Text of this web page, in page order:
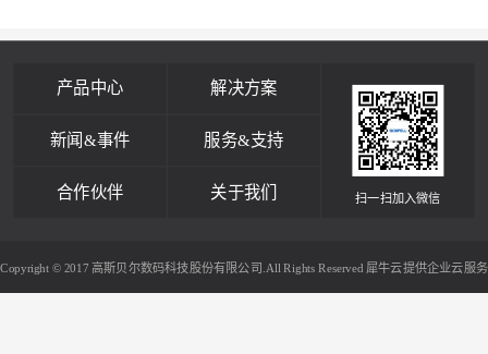
产品中心 解决方案
新闻&事件 服务&支持
合作伙伴 关于我们 扫一扫加入微信
Copyright © 2017 高斯贝尔数码科技股份有限公司.All Rights Reserved 犀牛云提供企业云服务